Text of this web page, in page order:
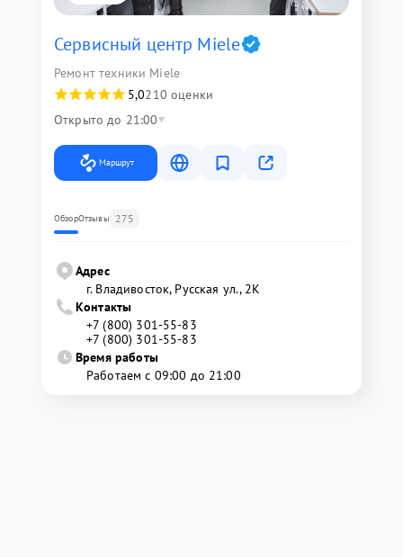
Сервисный центр Miele
Ремонт техники Miele
5,0210 оценки
Открыто до 21:00
Маршрут
ОбзорОтзывы 275
Адрес
г. Владивосток, Русская ул., 2К
Контакты
+7 (800) 301-55-83
+7 (800) 301-55-83
Время работы
Работаем с 09:00 до 21:00